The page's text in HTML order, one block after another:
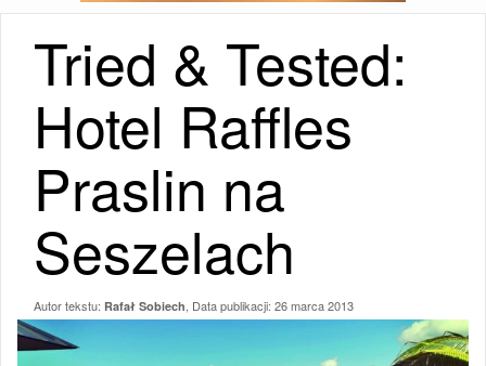
Tried & Tested:
Hotel Raffles
Praslin na
Seszelach
Autor tekstu: Rafał Sobiech , Data publikacji: 26 marca 2013